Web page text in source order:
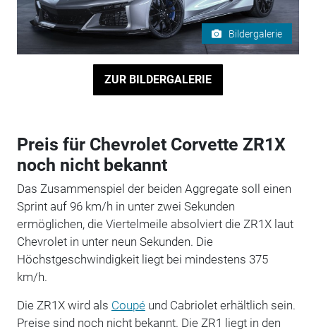
Bildergalerie
ZUR BILDERGALERIE
Preis für Chevrolet Corvette ZR1X
noch nicht bekannt
Das Zusammenspiel der beiden Aggregate soll einen
Sprint auf 96 km/h in unter zwei Sekunden
ermöglichen, die Viertelmeile absolviert die ZR1X laut
Chevrolet in unter neun Sekunden. Die
Höchstgeschwindigkeit liegt bei mindestens 375
km/h.
Die ZR1X wird als Coupéund Cabriolet erhältlich sein.
Preise sind noch nicht bekannt. Die ZR1 liegt in den